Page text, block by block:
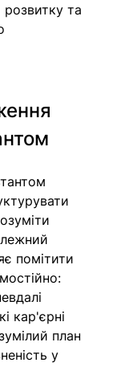
та
помітити
кар'єрні
план
у